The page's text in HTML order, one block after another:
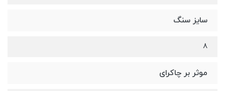
سایز سنگ
8
موثر بر چاکرای